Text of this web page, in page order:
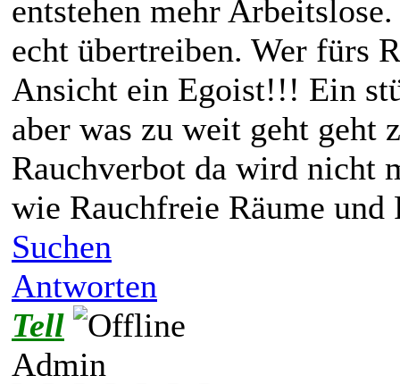
entstehen mehr
echt übertreiben. Wer fürs
Ansicht ein Egoist!!! Ein
aber was zu weit geht geht
Rauchverbot da wird nicht
wie Rauchfreie Räume und
Suchen
Antworten
Tell
Admin